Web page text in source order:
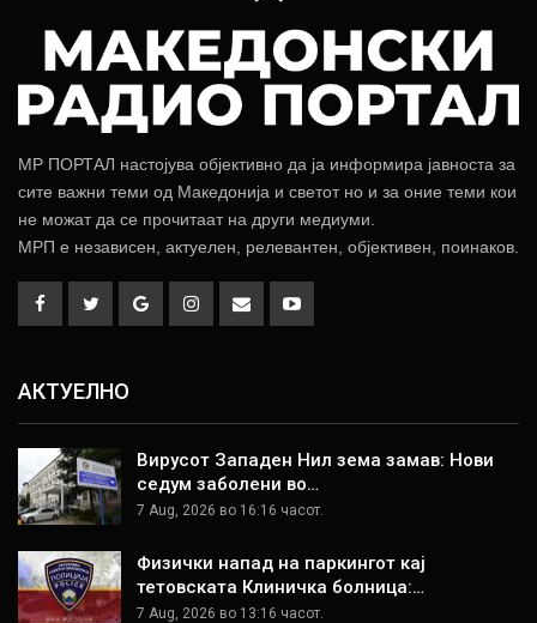
МР ПОРТАЛ настојува објективно да ја информира јавноста за
сите важни теми од Македонија и светот но и за оние теми кои
не можат да се прочитаат на други медиуми.
МРП е независен, актуелен, релевантен, објективен, поинаков.
АКТУЕЛНО
Вирусот Западен Нил зема замав: Нови
седум заболени во…
7 Aug, 2026 во 16:16 часот.
Физички напад на паркингот кај
тетовската Клиничка болница:…
7 Aug, 2026 во 13:16 часот.